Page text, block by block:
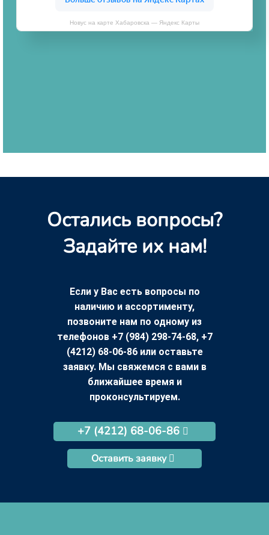
Новус на карте Хабаровска — Яндекс Карты
Остались вопросы?
Задайте их нам!
Если у Вас есть вопросы по
наличию и ассортименту,
позвоните нам по одному из
телефонов +7 (984) 298-74-68, +7
(4212) 68-06-86 или оставьте
заявку. Мы свяжемся с вами в
ближайшее время и
проконсультируем.
+7 (4212) 68-06-86
Оставить заявку